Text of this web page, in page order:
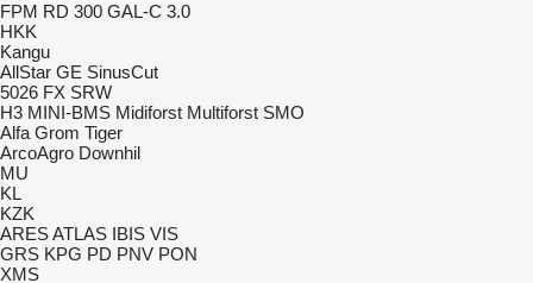
FPM RD 300 GAL-C 3.0
HKK
Kangu
AllStar GE SinusCut
5026 FX SRW
H3 MINI-BMS Midiforst Multiforst SMO
Alfa Grom Tiger
ArcoAgro Downhil
MU
KL
KZK
ARESATLAS IBIS VIS
GRS KPG PD PNV PON
XMS